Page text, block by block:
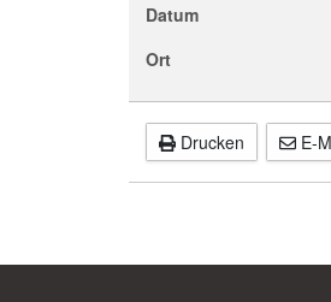
Datum
Ort
Drucken E-